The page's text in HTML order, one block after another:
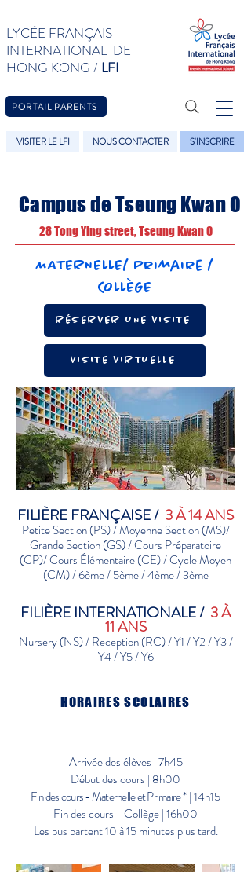
LYCÉE FRANÇAIS
INTERNATIONAL DE
HONG KONG / LFI
PORTAIL PARENTS
VISITER LE LFI NOUS CONTACTER S'INSCRIRE
Campus de Tseung Kwan O
28 Tong Ying street, Tseung Kwan O
MATERNELLE/ Primaire /
COLLÈGE
RÉSERVER UNE VISITE
VISITE VIRTUELLE
FILIÈRE FRANÇAISE / 3 À 14 ANS
Petite Section (PS) / Moyenne Section (MS)/
Grande Section (GS) / Cours Préparatoire
(CP)/ Cours Élémentaire (CE) / Cycle Moyen
(CM) / 6ème / 5ème / 4ème / 3ème
FILIÈRE INTERNATIONALE / 3 À
11 ANS
Nursery (NS) / Reception (RC) / Y1 / Y2 / Y3 /
Y4 / Y5 / Y6
HORAIRES SCOLAIRES
Arrivée des élèves | 7h45
Début des cours | 8h00
Fin des cours - Maternelle et Primaire* | 14h15
Fin des cours - Collège | 16h00
Les bus partent 10 à 15 minutes plus tard.